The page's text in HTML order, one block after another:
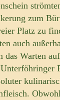
zum
Platz zu
auch
das Warten